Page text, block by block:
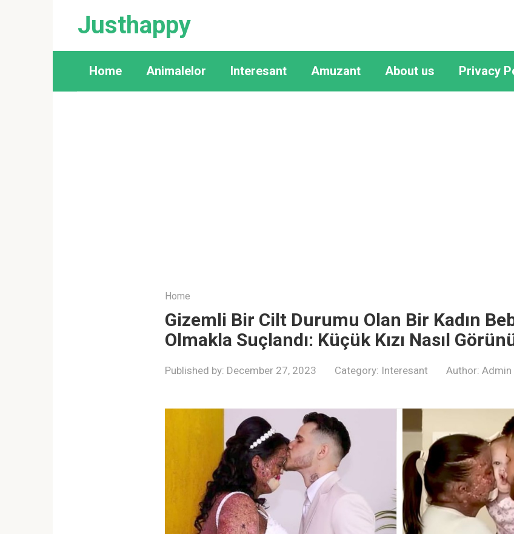
Justhappy
Home Animalelor Interesant Amuzant About us Privacy
Home
Gizemli Bir Cilt Durumu Olan Bir Kadın
Olmakla Suçlandı: Küçük Kızı Nasıl
Published by: December 27, 2023 Category: Interesant Author: Admin